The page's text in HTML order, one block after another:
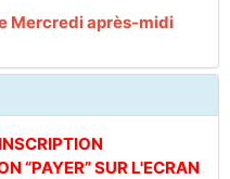
Mercredi après-midi
“PAYER” SUR L'ECRAN